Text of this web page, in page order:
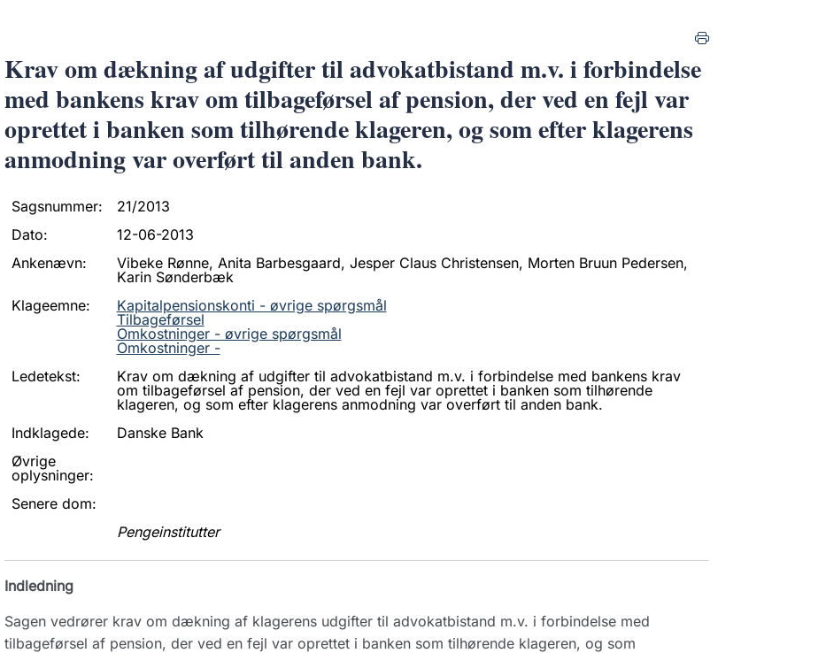
Krav om dækning af udgifter til advokatbistand m.v. i forbindelse
med bankens krav om tilbageførsel af pension, der ved en fejl var
oprettet i banken som tilhørende klageren, og som efter klagerens
anmodning var overført til anden bank.
Sagsnummer:
21/2013
Dato:
12-06-2013
Ankenævn:
Vibeke Rønne, Anita Barbesgaard, Jesper Claus Christensen, Morten Bruun Pedersen,
Karin Sønderbæk
Klageemne:
Kapitalpensionskonti - øvrige spørgsmål
Tilbageførsel
Omkostninger - øvrige spørgsmål
Omkostninger -
Ledetekst:
Krav om dækning af udgifter til advokatbistand m.v. i forbindelse med bankens krav
om tilbageførsel af pension, der ved en fejl var oprettet i banken som tilhørende
klageren, og som efter klagerens anmodning var overført til anden bank.
Indklagede:
Danske Bank
Øvrige
oplysninger:
Senere dom:
Pengeinstitutter
Indledning
Sagen vedrører krav om dækning af klagerens udgifter til advokatbistand m.v. i forbindelse med
tilbageførsel af pension, der ved en fejl var oprettet i banken som tilhørende klageren, og som